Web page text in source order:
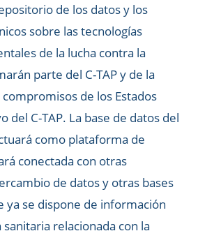
de los datos y los
sobre las tecnologías
de la lucha contra la
parte del C-TAP y de la
de los Estados
del C-TAP. La base de datos del
como plataforma de
conectada con otras
de datos y otras bases
ya se dispone de información
relacionada con la